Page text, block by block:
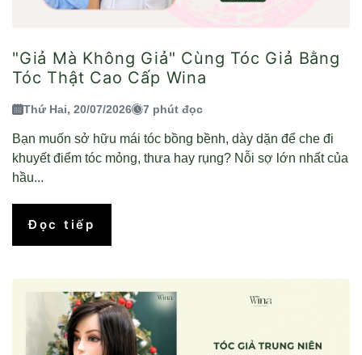
"Giả Mà Không Giả" Cùng Tóc Giả Bằng
Tóc Thật Cao Cấp Wina
Thứ Hai, 20/07/2026 7 phút đọc
Bạn muốn sở hữu mái tóc bồng bềnh, dày dặn để che đi
khuyết điểm tóc mỏng, thưa hay rụng? Nỗi sợ lớn nhất của
hầu...
Đọc tiếp